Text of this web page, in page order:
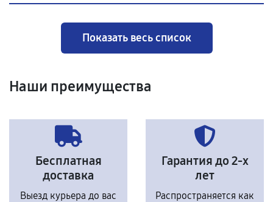
Показать весь список
Наши преимущества
Бесплатная
доставка
Выезд курьера до вас
Гарантия до 2-х
лет
Распространяется как